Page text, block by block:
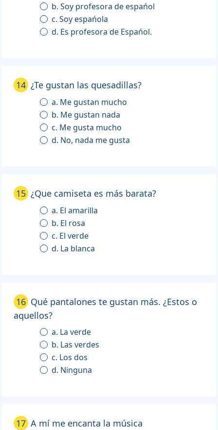
b. Soy profesora de espańol
c. Soy espańola
d. Es profesora de Espańol.
14 ¿Te gustan las quesadillas?
a. Me gustan mucho
b. Me gustan nada
c. Me gusta mucho
d. No, nada me gusta
15 ¿Que camiseta es más barata?
a. El amarilla
b. El rosa
c. El verde
d. La blanca
16 Qué pantalones te gustan más. ¿Estos o
aquellos?
a. La verde
b. Las verdes
c. Los dos
d. Ninguna
17 A mí me encanta la música